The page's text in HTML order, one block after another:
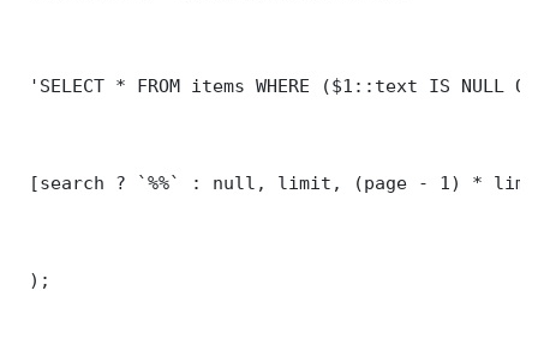
'SELECT * FROM items WHERE ($1::text IS NULL
[search ? `%%` : null, limit, (page - 1) *
);